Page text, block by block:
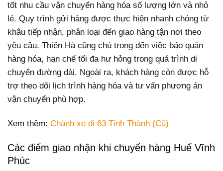
tốt nhu cầu vận chuyển hàng hóa số lượng lớn và nhỏ
lẻ. Quy trình gửi hàng được thực hiện nhanh chóng từ
khâu tiếp nhận, phân loại đến giao hàng tận nơi theo
yêu cầu. Thiên Hà cũng chú trọng đến việc bảo quản
hàng hóa, hạn chế tối đa hư hỏng trong quá trình di
chuyển đường dài. Ngoài ra, khách hàng còn được hỗ
trợ theo dõi lịch trình hàng hóa và tư vấn phương án
vận chuyển phù hợp.
Xem thêm: Chành xe đi 63 Tỉnh Thành (Cũ)
Các điểm giao nhận khi chuyển hàng Huế Vĩnh
Phúc